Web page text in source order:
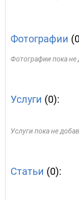
Фотографии
Фотографии пока не
Услуги (0):
Услуги пока не
Статьи (0):